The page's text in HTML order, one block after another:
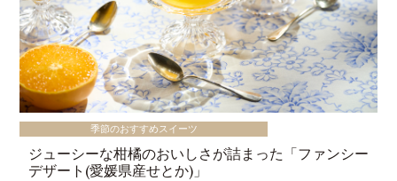
季節のおすすめスイーツ
ジューシーな柑橘のおいしさが詰まった「ファンシー
デザート(愛媛県産せとか)」